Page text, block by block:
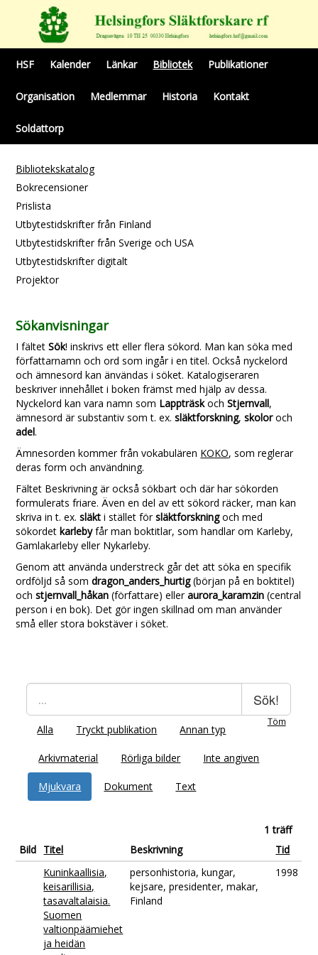
HSF Kalender Länkar Bibliotek Publikationer
Organisation Medlemmar Historia Kontakt
Soldattorp
Bibliotekskatalog
Bokrecensioner
Prislista
Utbytestidskrifter från Finland
Utbytestidskrifter från Sverige och USA
Utbytestidskrifter digitalt
Projektor
Sökanvisningar
I fältetSök! inskrivs ett eller flera sökord. Man kan söka med
författarnamn och ord som ingår i en titel. Också nyckelord
och ämnesord kan änvändas i söket. Katalogiseraren
beskriver innehållet i boken främst med hjälp av dessa.
Nyckelord kan vara namn som LappträskochStjernvall,
ämnesord är substantiv som t. ex.släktforskning,skoloroch
adel.
Ämnesorden kommer från vokabulären KOKO, som reglerar
deras form och användning.
Fältet Beskrivning är också sökbart och där har sökorden
formulerats friare. Även en del av ett sökord räcker, man kan
skriva in t. ex.släkti stället försläktforskningoch med
sökordetkarlebyfår man boktitlar, som handlar om Karleby,
Gamlakarleby eller Nykarleby.
Genom att använda understreck går det att söka en specifik
ordföljd så somdragon_anders_hurtig(början på en boktitel)
ochstjernvall_håkan (författare) elleraurora_karamzin (central
person i en bok). Det gör ingen skillnad om man använder
små eller stora bokstäver i söket.
Sök!
Töm
Alla Tryckt publikation Annan typ
Arkivmaterial Rörliga bilder Inte angiven
Mjukvara Dokument Text
1 träff
Bild Titel Beskrivning
Tid
Kuninkaallisia,
keisarillisia,
tasavaltalaisia.
Suomen
valtionpäämiehet
ja heidän
personhistoria, kungar,
kejsare, presidenter, makar,
Finland
1998